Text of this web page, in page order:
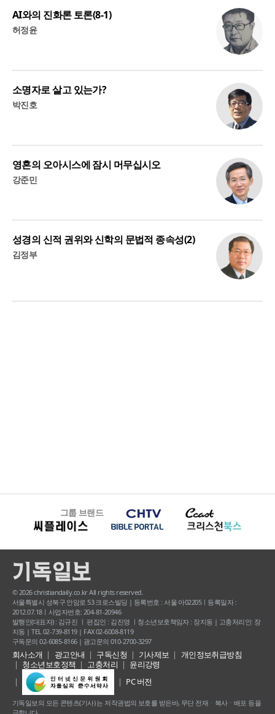
AI와의 진화론 토론(8-1)
허정윤
소명자로 살고 있는가?
박진호
영혼의 오아시스에 잠시 머무십시오
강준민
성경의 신적 권위와 신학의 문법적 종속성(2)
김정부
그룹 브랜드
© 2026 christiandaily.co.kr All rights reserved.
서울특별시 성북구 안암로 53 크로스빌딩 | 등록번호 : 서울 아02205ㅣ등록일자 :
2012.07.18ㅣ사업자번호: 204-81-20946
발행인(대표자) : 김규진 ㅣ 편집인 : 김진영 ㅣ청소년보호책임자 : 장지동 | 고충처리인: 장
지동 | TEL 02-739-8119 | FAX 02-6008-8119
구독문의 02-6085-8166 | 광고문의 010-2700-3297
회사소개 광고안내 구독신청 기사제보
개인정보취급방침
청소년보호정책
고충처리
윤리강령
PC 버전
기독일보의 모든 콘텐츠(기사) 는 저작권법의 보호를 받은바, 무단 전재ㆍ복사ㆍ배포 등을